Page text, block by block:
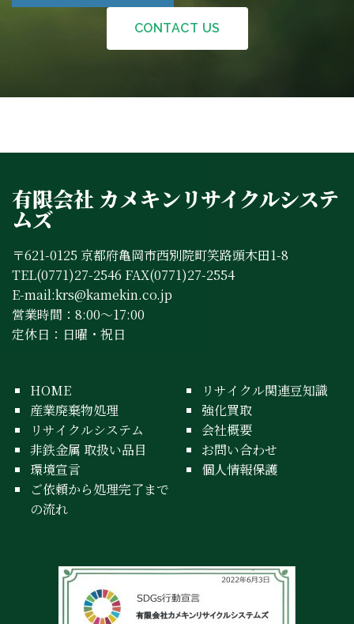
CONTACT US
有限会社 カメキンリサイクルシステ
ムズ
〒621-0125 京都府亀岡市西別院町笑路頭木田1-8
TEL(0771)27-2546 FAX(0771)27-2554
E-mail:krs@kamekin.co.jp
営業時間：8:00～17:00
定休日：日曜・祝日
HOME
産業廃棄物処理
リサイクルシステム
非鉄金属 取扱い品目
環境宣言
ご依頼から処理完了まで
の流れ
リサイクル関連豆知識
強化買取
会社概要
お問い合わせ
個人情報保護